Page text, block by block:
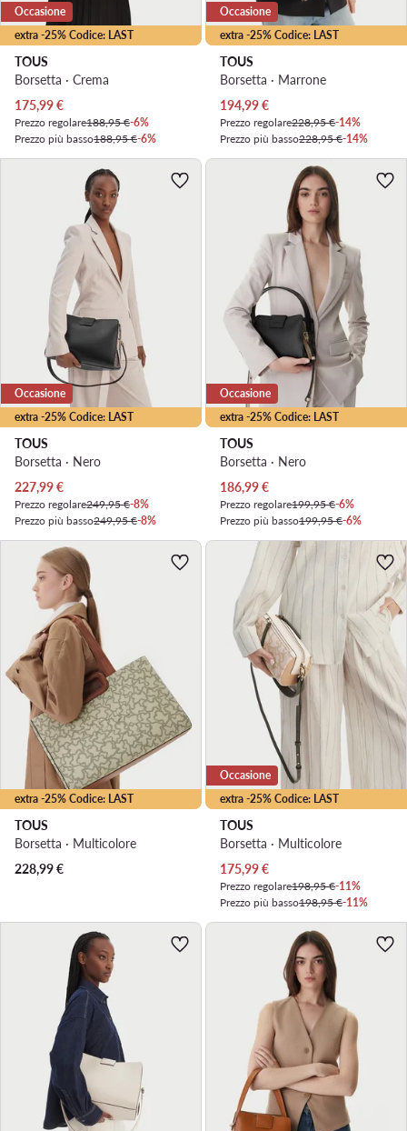
extra -25% Codice: LAST
Occasione
TOUS
Borsetta · Crema
Prezzo attuale
175,99€
Prezzo regolare188,95 €-6%
Prezzo più basso188,95 €-6%
extra -25% Codice: LAST
Occasione
TOUS
Borsetta · Marrone
Prezzo attuale
194,99€
Prezzo regolare228,95 €-14%
Prezzo più basso228,95 €-14%
extra -25% Codice: LAST
Occasione
TOUS
Borsetta · Nero
Prezzo attuale
227,99€
Prezzo regolare249,95 €-8%
Prezzo più basso249,95 €-8%
extra -25% Codice: LAST
Occasione
TOUS
Borsetta · Nero
Prezzo attuale
186,99€
Prezzo regolare199,95 €-6%
Prezzo più basso199,95 €-6%
extra -25% Codice: LAST
TOUS
Borsetta · Multicolore
228,99€
extra -25% Codice: LAST
Occasione
TOUS
Borsetta · Multicolore
Prezzo attuale
175,99€
Prezzo regolare198,95 €-11%
Prezzo più basso198,95 €-11%